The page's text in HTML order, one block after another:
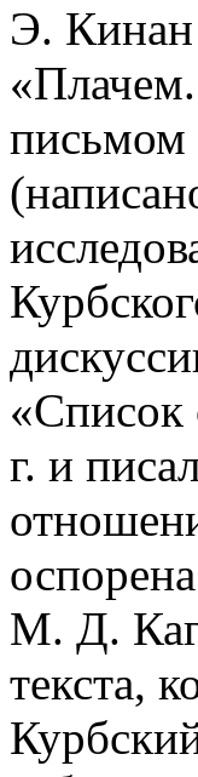
Э. Кинан
«Список
г. и
М. Д.
текста,